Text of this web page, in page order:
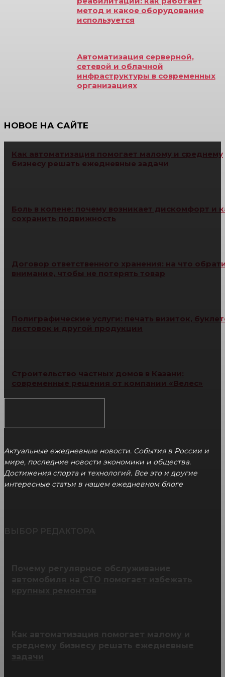
метод и какое оборудование
используется
Автоматизация серверной,
сетевой и облачной
инфраструктуры в современных
организациях
НОВОЕ НА САЙТЕ
Как автоматизация помогает малому и среднему
бизнесу решать ежедневные задачи
Боль в колене: почему возникает дискомфорт и
сохранить подвижность
Договор ответственного хранения: на что
внимание, чтобы не потерять товар
Полиграфические услуги: печать визиток,
листовок и другой продукции
Строительство частных домов в Казани:
современные решения от компании «Велес»
Актуальные ежедневные новости. События в России и
мире, последние новости экономики и общества.
Достижения спорта и технологий. Все это и другие
интересные статьи в нашем ежедневном блоге
Как автоматизация помогает малому и
среднему бизнесу решать ежедневные
задачи